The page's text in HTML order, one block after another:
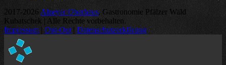
2017-2026 Alzeyer Oberhaus, Gastronomie Pfälzer Wald
Kubatschek | Alle Rechte vorbehalten.
Impressum| Opt-Out| Datenschutzerklärung